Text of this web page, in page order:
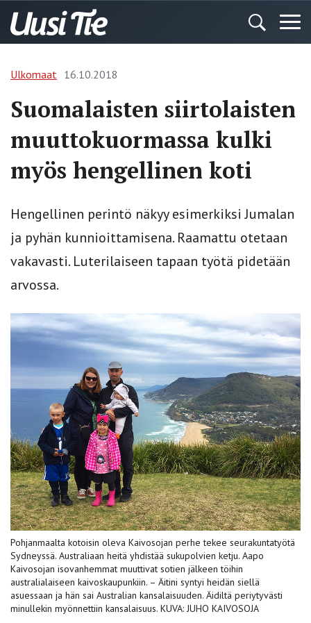
Ulkomaat 16.10.2018
Suomalaisten siirtolaisten
muuttokuormassa kulki
myös hengellinen koti
Hengellinen perintö näkyy esimerkiksi Jumalan
ja pyhän kunnioittamisena. Raamattu otetaan
vakavasti. Luterilaiseen tapaan työtä pidetään
arvossa.
Pohjanmaalta kotoisin oleva Kaivos­ojan perhe tekee seurakuntatyötä
Sydneyssä. Australiaan heitä yhdistää sukupolvien ketju. Aapo
Kaivosojan isovanhemmat muuttivat sotien jälkeen töihin
australialaiseen kaivoskaupunkiin. ­– Äitini syntyi heidän siellä
asuessaan ja hän sai Australian kansalaisuuden. Äidiltä periytyvästi
minullekin myönnettiin kansalaisuus. KUVA: JUHO KAIVOSOJA